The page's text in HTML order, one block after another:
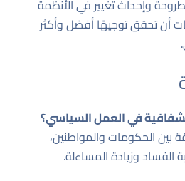
وإحداث تغيير في الأنظمة
أن تحقق توجيهًا أفضل وأكثر
في العمل السياسي؟
بين الحكومات والمواطنين،
وزيادة المساءلة.